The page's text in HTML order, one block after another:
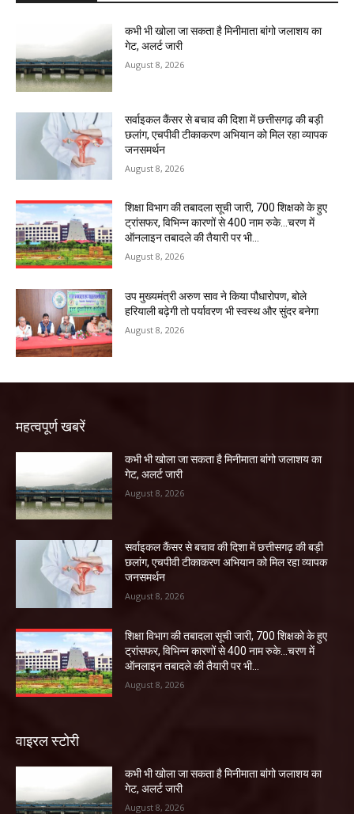
कभी भी खोला जा सकता है मिनीमाता बांगो जलाशय का
गेट, अलर्ट जारी
August 8, 2026
सर्वाइकल कैंसर से बचाव की दिशा में छत्तीसगढ़ की बड़ी
छलांग, एचपीवी टीकाकरण अभियान को मिल रहा व्यापक
जनसमर्थन
August 8, 2026
शिक्षा विभाग की तबादला सूची जारी, 700 शिक्षको के हुए
ट्रांसफर, विभिन्न कारणों से 400 नाम रुके…चरण में
ऑनलाइन तबादले की तैयारी पर भी...
August 8, 2026
उप मुख्यमंत्री अरुण साव ने किया पौधारोपण, बोले
हरियाली बढ़ेगी तो पर्यावरण भी स्वस्थ और सुंदर बनेगा
August 8, 2026
महत्वपूर्ण खबरें
कभी भी खोला जा सकता है मिनीमाता बांगो जलाशय का
गेट, अलर्ट जारी
August 8, 2026
सर्वाइकल कैंसर से बचाव की दिशा में छत्तीसगढ़ की बड़ी
छलांग, एचपीवी टीकाकरण अभियान को मिल रहा व्यापक
जनसमर्थन
August 8, 2026
शिक्षा विभाग की तबादला सूची जारी, 700 शिक्षको के हुए
ट्रांसफर, विभिन्न कारणों से 400 नाम रुके…चरण में
ऑनलाइन तबादले की तैयारी पर भी...
August 8, 2026
वाइरल स्टोरी
कभी भी खोला जा सकता है मिनीमाता बांगो जलाशय का
गेट, अलर्ट जारी
August 8, 2026